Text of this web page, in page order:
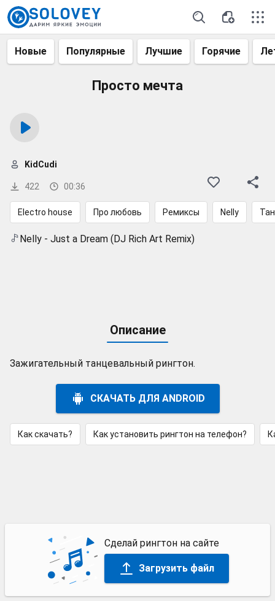
Новые Популярные Лучшие Горячие
Просто мечта
422 00:36
KidCudi
Electro house Про любовь Ремиксы Nelly
Nelly - Just a Dream (DJ Rich Art Remix)
Описание
Зажигательный танцевальный рингтон.
СКАЧАТЬ ДЛЯ ANDROID
Как скачать? Как установить рингтон на телефон?
Сделай рингтон на сайте
Загрузить файл